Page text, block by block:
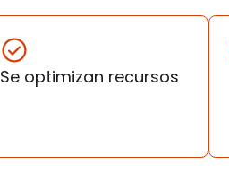
Se optimizan recursos